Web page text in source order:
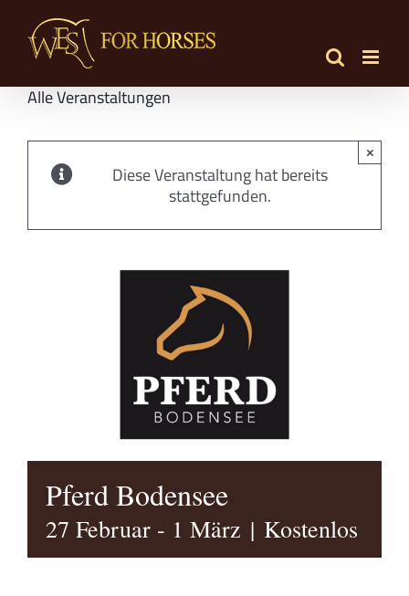
Inhalt
springen
Alle Veranstaltungen
Diese Veranstaltung hat bereits
stattgefunden.
×
Pferd Bodensee
27 Februar - 1 März | Kostenlos